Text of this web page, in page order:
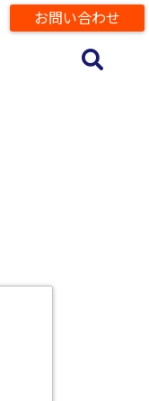
お問い合わせ